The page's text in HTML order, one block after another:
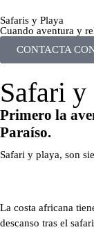
Safaris y Playa
Cuando aventura y
CONTACTA
Safari
Primero la
Paraíso.
Safari y playa, son
La costa africana
descanso tras el